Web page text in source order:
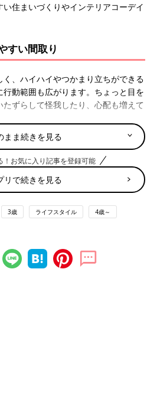
住まいづくりやインテリアコーデイ
すい間取り
、ハイハイやつかまり立ちができる
動範囲も広がります。ちょっと目を
ずらして怪我したり、心配も増えて
救急搬送された0〜5歳児の事故の7
う。特に多い「落ちる」「転ぶ」など
点からの間取り選びも重要になりま
れることの多いマンションと違っ
方向の設計の自由度が高いのが魅力で
フトや中2階を設けて収納スペースを
を一段低くして、居心地の良いピット
にしたりといったことも可能です。
増えれば、「落ちる」事故の危険性が
、転落防止対策を施すこともできます
まま続きを見る
！お気に入り記事を登録可能
リで続きを見る
3歳 ライフスタイル 4歳～